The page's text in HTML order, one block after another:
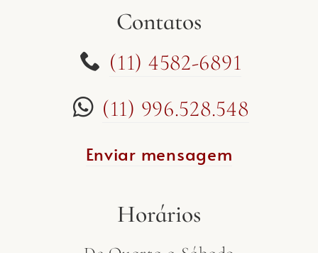
Contatos
(11) 4582-6891
(11) 996.528.548
Enviar mensagem
Horários